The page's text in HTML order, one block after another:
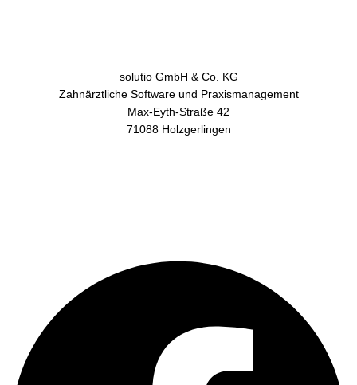
solutio GmbH & Co. KG
Zahnärztliche Software und Praxismanagement
Max-Eyth-Straße 42
71088 Holzgerlingen